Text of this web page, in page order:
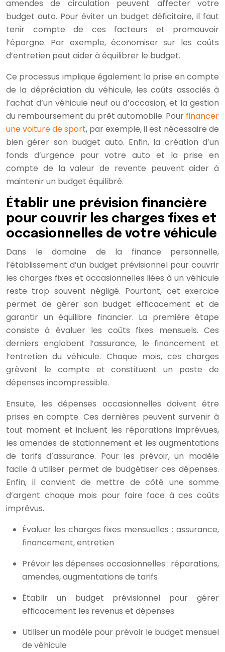
amendes de circulation peuvent affecter votre
budget auto. Pour éviter un budget déficitaire, il faut
tenir compte de ces facteurs et promouvoir
l’épargne. Par exemple, économiser sur les coûts
d’entretien peut aider à équilibrer le budget.
Ce processus implique également la prise en compte
de la dépréciation du véhicule, les coûts associés à
l’achat d’un véhicule neuf ou d’occasion, et la gestion
du remboursement du prêt automobile. Pour financer
une voiture de sport, par exemple, il est nécessaire de
bien gérer son budget auto. Enfin, la création d’un
fonds d’urgence pour votre auto et la prise en
compte de la valeur de revente peuvent aider à
maintenir un budget équilibré.
Établir une prévision financière
pour couvrir les charges fixes et
occasionnelles de votre véhicule
Dans le domaine de la finance personnelle,
l’établissement d’un budget prévisionnel pour couvrir
les charges fixes et occasionnelles liées à un véhicule
reste trop souvent négligé. Pourtant, cet exercice
permet de gérer son budget efficacement et de
garantir un équilibre financier. La première étape
consiste à évaluer les coûts fixes mensuels. Ces
derniers englobent l’assurance, le financement et
l’entretien du véhicule. Chaque mois, ces charges
grèvent le compte et constituent un poste de
dépenses incompressible.
Ensuite, les dépenses occasionnelles doivent être
prises en compte. Ces dernières peuvent survenir à
tout moment et incluent les réparations imprévues,
les amendes de stationnement et les augmentations
de tarifs d’assurance. Pour les prévoir, un modèle
facile à utiliser permet de budgétiser ces dépenses.
Enfin, il convient de mettre de côté une somme
d’argent chaque mois pour faire face à ces coûts
imprévus.
Évaluer les charges fixes mensuelles : assurance,
financement, entretien
Prévoir les dépenses occasionnelles : réparations,
amendes, augmentations de tarifs
Établir un budget prévisionnel pour gérer
efficacement les revenus et dépenses
Utiliser un modèle pour prévoir le budget mensuel
de véhicule